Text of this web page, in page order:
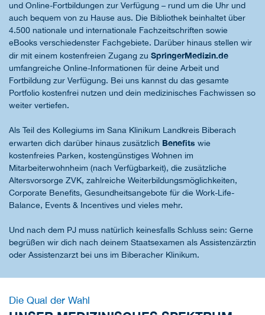
und Online-Fortbildungen zur Verfügung – rund um die Uhr und
auch bequem von zu Hause aus. Die Bibliothek beinhaltet über
4.500 nationale und internationale Fachzeitschriften sowie
eBooks verschiedenster Fachgebiete. Darüber hinaus stellen wir
dir mit einem kostenfreien Zugang zu SpringerMedizin.de
umfangreiche Online-Informationen für deine Arbeit und
Fortbildung zur Verfügung. Bei uns kannst du das gesamte
Portfolio kostenfrei nutzen und dein medizinisches Fachwissen so
weiter vertiefen.
Als Teil des Kollegiums im Sana Klinikum Landkreis Biberach
erwarten dich darüber hinaus zusätzlich Benefits wie
kostenfreies Parken, kostengünstiges Wohnen im
Mitarbeiterwohnheim (nach Verfügbarkeit), die zusätzliche
Altersvorsorge ZVK, zahlreiche Weiterbildungsmöglichkeiten,
Corporate Benefits, Gesundheitsangebote für die Work-Life-
Balance, Events & Incentives und vieles mehr.
Und nach dem PJ muss natürlich keinesfalls Schluss sein: Gerne
begrüßen wir dich nach deinem Staatsexamen als Assistenzärztin
oder Assistenzarzt bei uns im Biberacher Klinikum.
Die Qual der Wahl